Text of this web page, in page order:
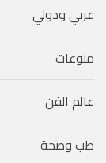
عربي ودولي
منوعات
عالم الفن
طب وصحة